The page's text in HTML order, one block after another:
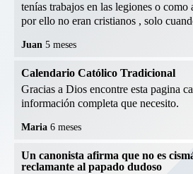
tenías trabajos en las legiones o como
por ello no eran cristianos , solo
Juan 5 meses
Calendario Católico Tradicional
Gracias a Dios encontre esta pagina
información completa que necesito.
Maria 6 meses
Un canonista afirma que no es
reclamante al papado dudoso